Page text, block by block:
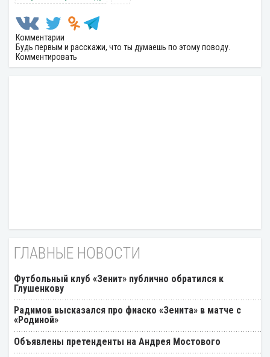
Комментарии
Будь первым и расскажи, что ты думаешь по этому поводу.
Комментировать
ГЛАВНЫЕ НОВОСТИ
Футбольный клуб «Зенит» публично обратился к
Глушенкову
Радимов высказался про фиаско «Зенита» в матче с
«Родиной»
Объявлены претенденты на Андрея Мостового